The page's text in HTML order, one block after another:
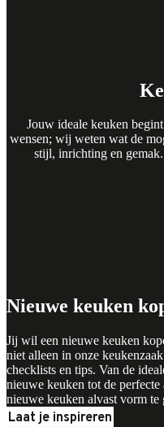
Jouw ideale keuken
wensen; wij weten wat de
stijl, inrichting en
Bas
Dirk
Huib
Isa
Marc
Vincent
Kelly
Fleur
Nieuwe keuken
Jij wil een nieuwe keuken
niet alleen in onze
checklists en tips. Van de
nieuwe keuken tot de
nieuwe keuken alvast vorm te
Laat je inspireren